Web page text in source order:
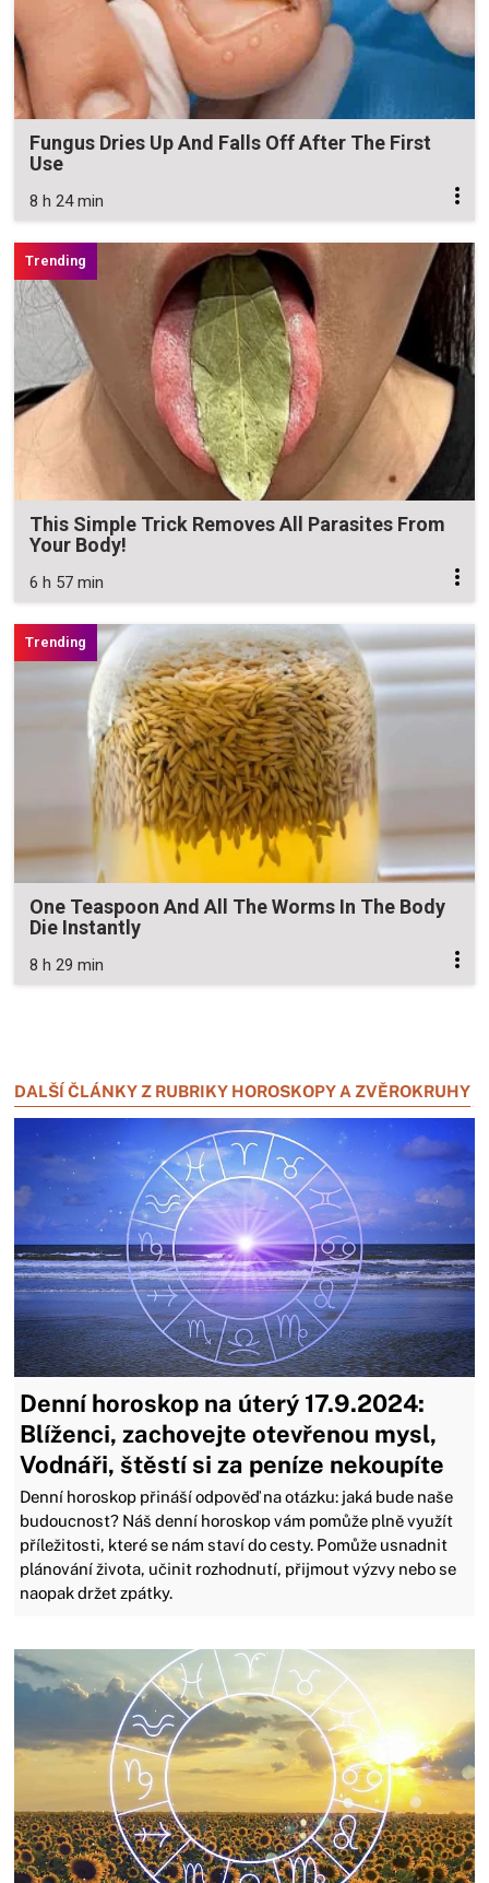
Fungus Dries Up And Falls Off After The First
Use
8 h 24 min
This Simple Trick Removes All Parasites From
Your Body!
6 h 57 min
One Teaspoon And All The Worms In The Body
Die Instantly
8 h 29 min
DALŠÍ ČLÁNKY Z RUBRIKY HOROSKOPY A ZVĚROKRUHY
Denní horoskop na úterý 17.9.2024:
Blíženci, zachovejte otevřenou mysl,
Vodnáři, štěstí si za peníze nekoupíte
Denní horoskop přináší odpověď na otázku: jaká bude naše
budoucnost? Náš denní horoskop vám pomůže plně využít
příležitosti, které se nám staví do cesty. Pomůže usnadnit
plánování života, učinit rozhodnutí, přijmout výzvy nebo se
naopak držet zpátky.